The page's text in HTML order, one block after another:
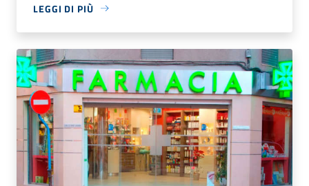
LEGGI DI PIÙ